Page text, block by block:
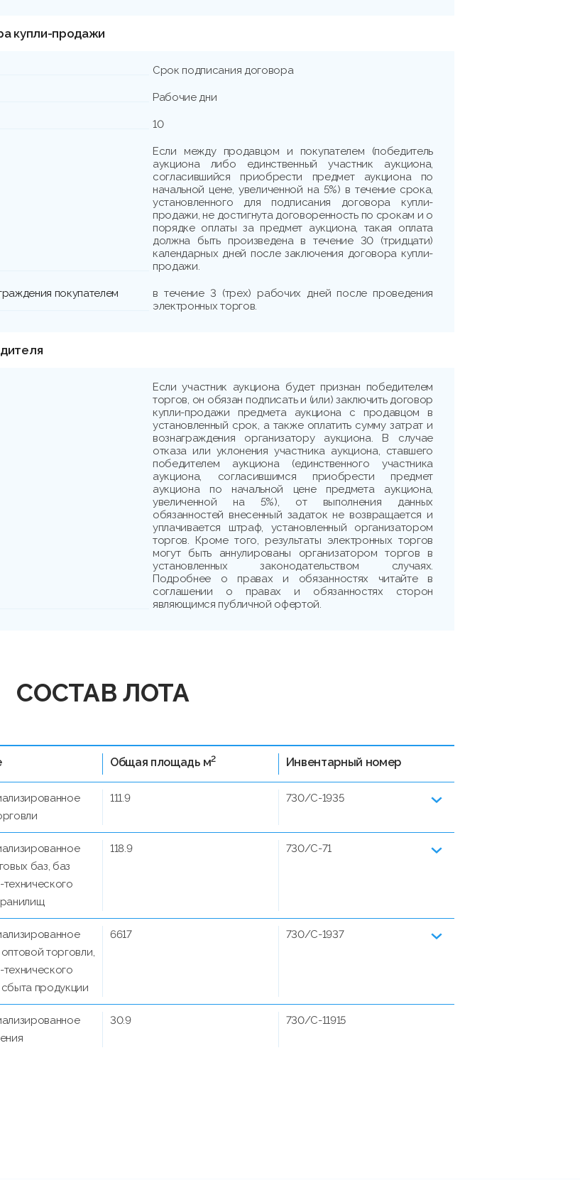
купли-продажи
Срок подписания договора
Рабочие дни
10
Если между продавцом и покупателем (победитель
аукциона либо единственный участник аукциона,
согласившийся приобрести предмет аукциона по
начальной цене, увеличенной на 5%) в течение срока,
установленного для подписания договора купли-
продажи, не достигнута договоренность по срокам и о
порядке оплаты за предмет аукциона, такая оплата
должна быть произведена в течение 30 (тридцати)
календарных дней после заключения договора купли-
продажи.
покупателем
в течение 3 (трех) рабочих дней после проведения
электронных торгов.
Если участник аукциона будет признан победителем
торгов, он обязан подписать и (или) заключить договор
купли-продажи предмета аукциона с продавцом в
установленный срок, а также оплатить сумму затрат и
вознаграждения организатору аукциона. В случае
отказа или уклонения участника аукциона, ставшего
победителем аукциона (единственного участника
аукциона, согласившимся приобрести предмет
аукциона по начальной цене предмета аукциона,
увеличенной на 5%), от выполнения данных
обязанностей внесенный задаток не возвращается и
уплачивается штраф, установленный организатором
торгов. Кроме того, результаты электронных торгов
могут быть аннулированы организатором торгов в
установленных законодательством случаях.
Подробнее о правах и обязанностях читайте в
соглашении о правах и обязанностях сторон
являющимся публичной офертой.
СОСТАВ ЛОТА
Общая площадь м2 Инвентарный номер
111.9 730/C-1935
баз, баз
118.9 730/C-71
торговли,
продукции
6617 730/C-1937
30.9 730/C-11915